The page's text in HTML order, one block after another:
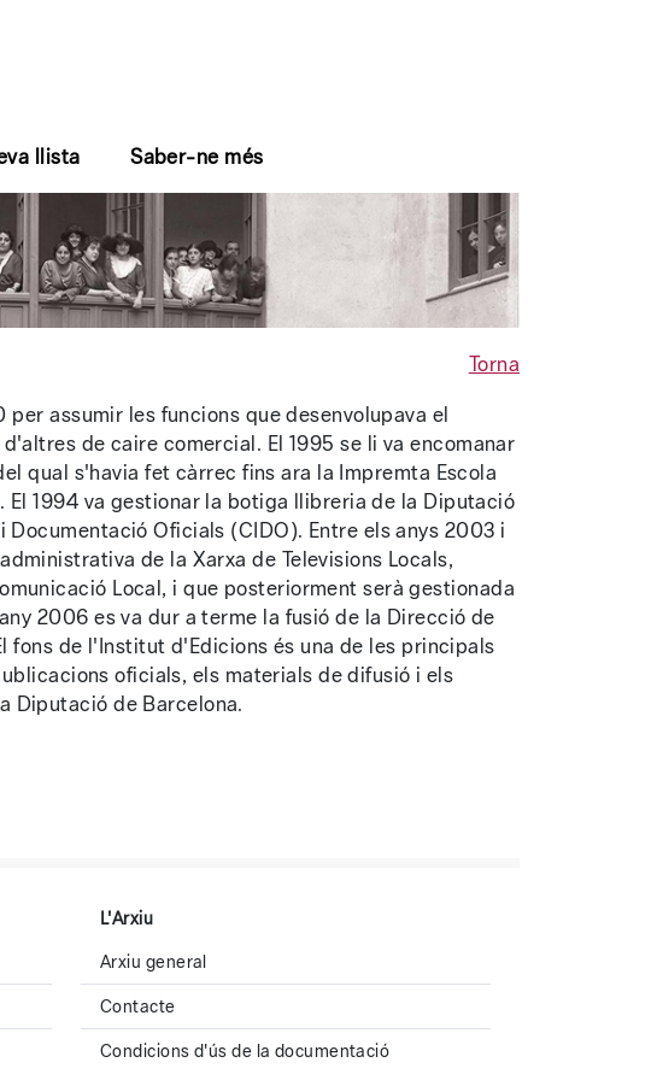
llista Saber-ne més
Torna
assumir les funcions que desenvolupava el
de caire comercial. El 1995 se li va encomanar
qual s'havia fet càrrec fins ara la Impremta Escola
1994 va gestionar la botiga llibreria de la Diputació
Oficials (CIDO). Entre els anys 2003 i
de la Xarxa de Televisions Locals,
Local, i que posteriorment serà gestionada
2006 es va dur a terme la fusió de la Direcció de
fons de l'Institut d'Edicions és una de les principals
oficials, els materials de difusió i els
Diputació de Barcelona.
L'Arxiu
Arxiu general
Contacte
Condicions d'ús de la documentació